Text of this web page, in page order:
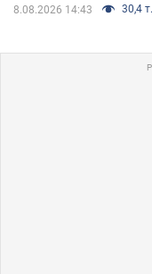
8.08.2026 14:43 30,4 т.